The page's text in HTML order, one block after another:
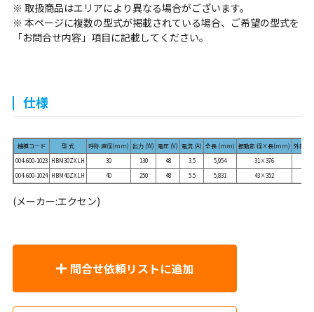
※ 取扱商品はエリアにより異なる場合がございます。
※ 本ページに複数の型式が掲載されている場合、ご希望の型式を
「お問合せ内容」項目に記載してください。
仕様
機種コード 型 式 呼称 直径(mm) 出力 (W) 電圧 (V) 電流 (A) 全長 (mm) 振動部 径×長(mm) 外部ホ
004-600-1023 HBM30ZXLH 30 130 48 3.5 5,954 31×376
004-600-1024 HBM40ZXLH 40 250 48 5.5 5,831 43×352
(メーカー:エクセン)
問合せ依頼リストに追加